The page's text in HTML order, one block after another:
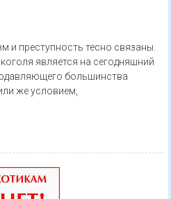
и преступность тесно связаны.
является на сегодняшний
большинства
же условием,